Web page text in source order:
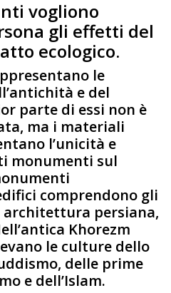
vogliono
gli effetti del
ecologico.
le
e del
parte di essi non è
ma i materiali
l’unicità e
monumenti sul
comprendono gli
architettura persiana,
Khorezm
le culture dello
delle prime
e dell’Islam.